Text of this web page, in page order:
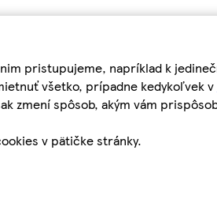
pristupujeme, napríklad k
všetko, prípadne kedykoľvek v
zmení spôsob, akým vám
v pätičke stránky.